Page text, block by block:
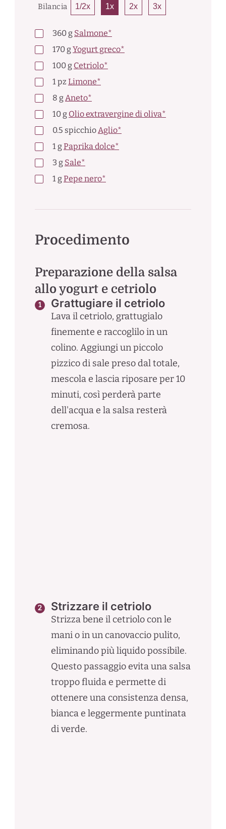
Bilancia 1/2x 1x 2x 3x
360 g Salmone*
170 gYogurt greco*
100 g Cetriolo*
1pz Limone*
8 gAneto*
10 g Olio extravergine di oliva*
0.5 spicchioAglio*
1 gPaprika dolce*
3 g Sale*
1 gPepe nero*
Procedimento
Preparazione della salsa
allo yogurt e cetriolo
Grattugiare il cetriolo
Lava il cetriolo, grattugialo
finemente e raccoglilo in un
colino. Aggiungi un piccolo
pizzico di sale preso dal totale,
mescola e lascia riposare per 10
minuti, così perderà parte
dell'acqua e la salsa resterà
cremosa.
Strizzare il cetriolo
Strizza bene il cetriolo con le
mani o in un canovaccio pulito,
eliminando più liquido possibile.
Questo passaggio evita una salsa
troppo fluida e permette di
ottenere una consistenza densa,
bianca e leggermente puntinata
di verde.